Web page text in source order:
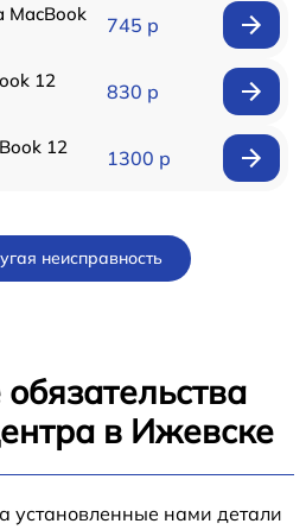
MacBook
745 р
12
830 р
12
1300 р
неисправность
в Ижевске
установленные нами детали